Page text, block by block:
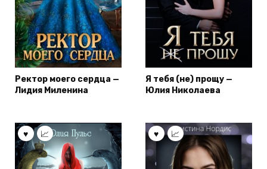
Ректор моего сердца —
Лидия Миленина
Я тебя (не) прощу —
Юлия Николаева